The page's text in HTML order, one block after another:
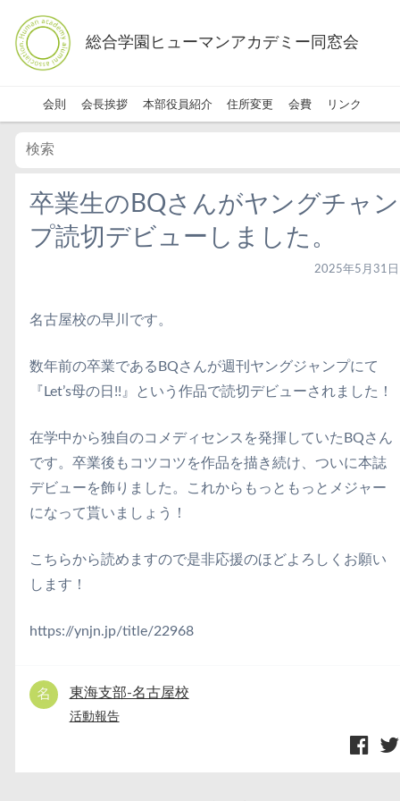
総合学園ヒューマンアカデミー同窓会
会則 会長挨拶 本部役員紹介 住所変更 会費 リンク
卒業生のBQさんがヤングチャン
プ読切デビューしました。
2025年5月31日
名古屋校の早川です。
数年前の卒業であるBQさんが週刊ヤングジャンプにて
『Let’s母の日!!』という作品で読切デビューされました！
在学中から独自のコメディセンスを発揮していたBQさん
です。卒業後もコツコツを作品を描き続け、ついに本誌
デビューを飾りました。これからもっともっとメジャー
になって貰いましょう！
こちらから読めますので是非応援のほどよろしくお願い
します！
https://ynjn.jp/title/22968
東海支部-名古屋校
活動報告